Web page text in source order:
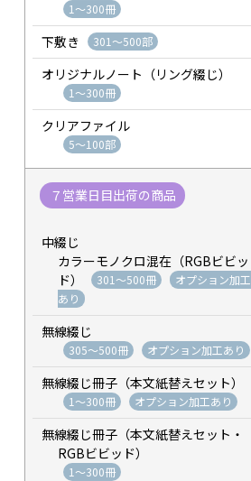
1～300冊
下敷き 301～500部
オリジナルノート（リング綴じ）
1～300冊
クリアファイル
5～100部
７営業日目出荷の商品
中綴じ
カラーモノクロ混在（RGBビビッ
ド）
301～500冊
オプション加工
あり
無線綴じ
305～500冊 オプション加工あり
無線綴じ冊子（本文紙替えセット）
1～300冊 オプション加工あり
無線綴じ冊子（本文紙替えセット・
RGBビビッド）
1～300冊